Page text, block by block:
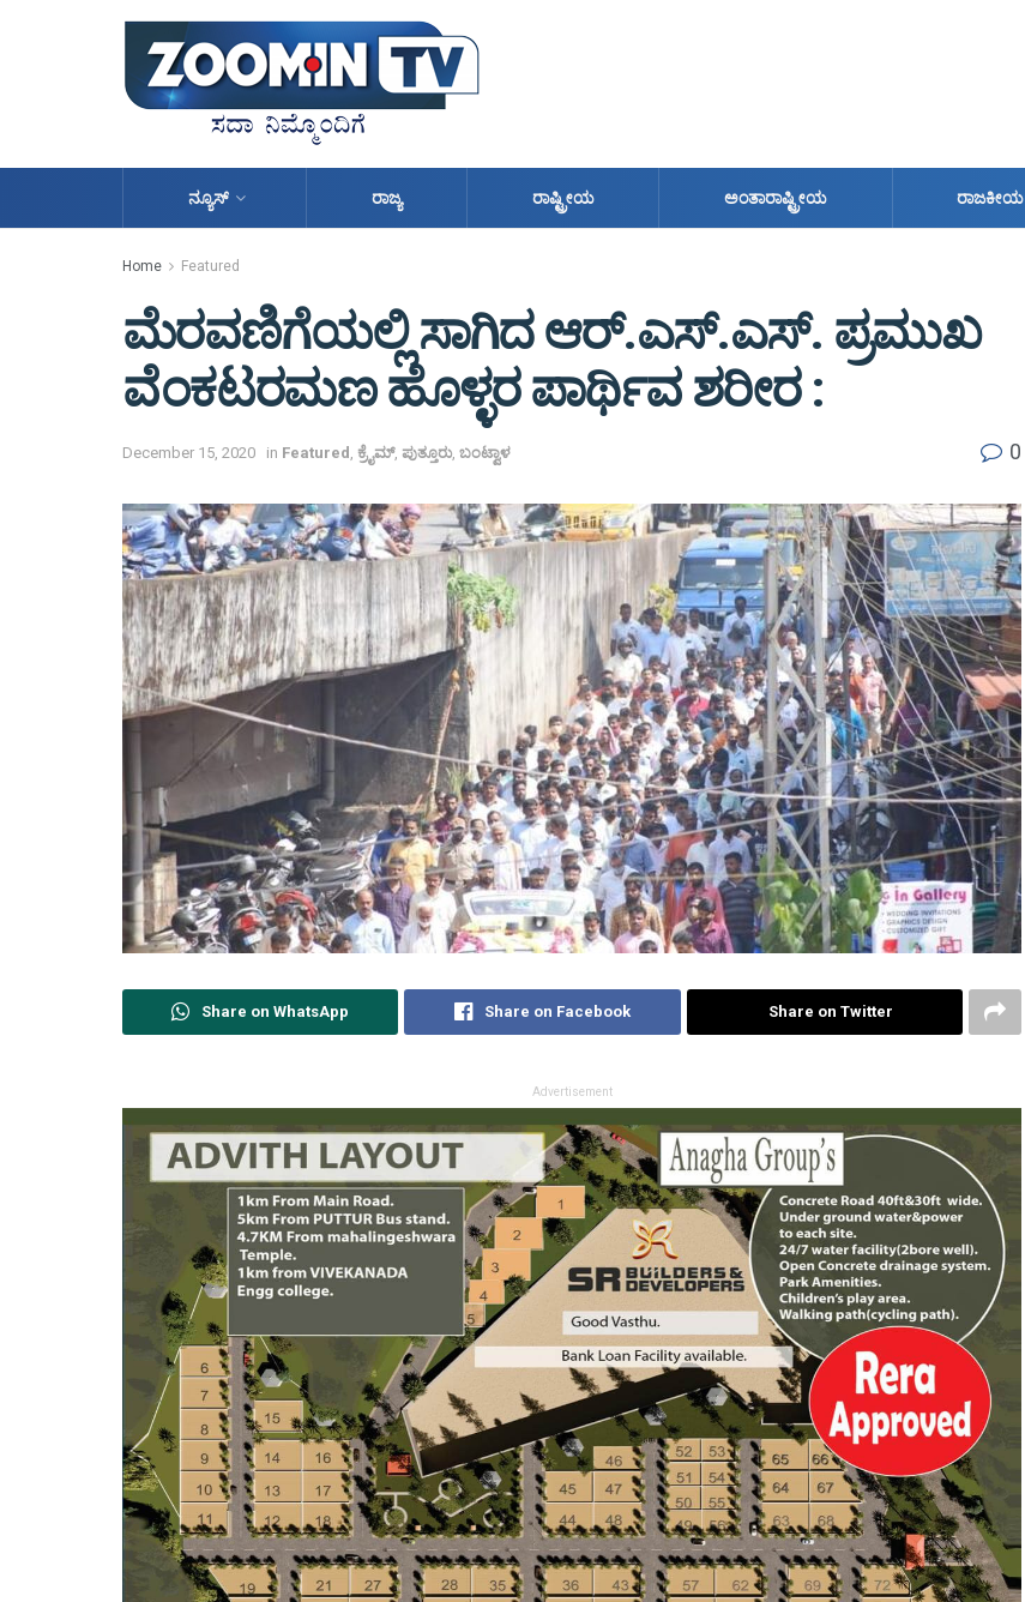
ನ್ಯೂಸ್ ರಾಜ್ಯ ರಾಷ್ಟ್ರೀಯ ಅಂತಾರಾಷ್ಟ್ರೀಯ ರಾಜಕೀಯ
Home Featured
ಮೆರವಣಿಗೆಯಲ್ಲಿ ಸಾಗಿದ ಆರ್.ಎಸ್.ಎಸ್. ಪ್ರಮುಖ
ವೆಂಕಟರಮಣ ಹೊಳ್ಳರ ಪಾರ್ಥಿವ ಶರೀರ :
December 15, 2020 in Featured ಕ್ರೈಮ್, ಪುತ್ತೂರು ಬಂಟ್ವಾಳ 0
Share on WhatsApp Share on Facebook Share on Twitter
Advertisement